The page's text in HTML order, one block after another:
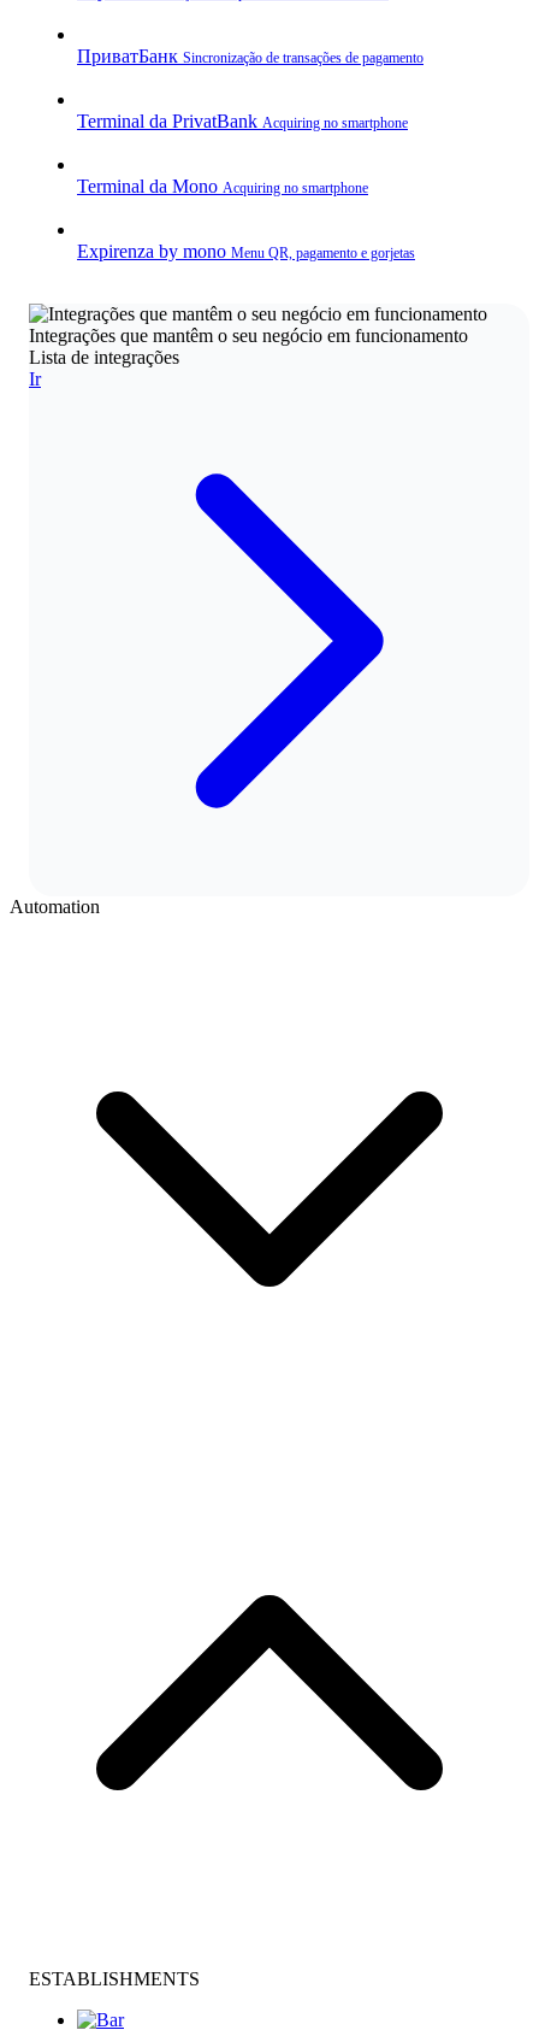
ПриватБанк Sincronização de transações de pagamento
Terminal da PrivatBank Acquiring no smartphone
Terminal da Mono Acquiring no smartphone
Expirenza by mono Menu QR, pagamento e gorjetas
Integrações que mantêm o seu negócio em funcionamento
Lista de integrações
Ir
Automation
ESTABLISHMENTS